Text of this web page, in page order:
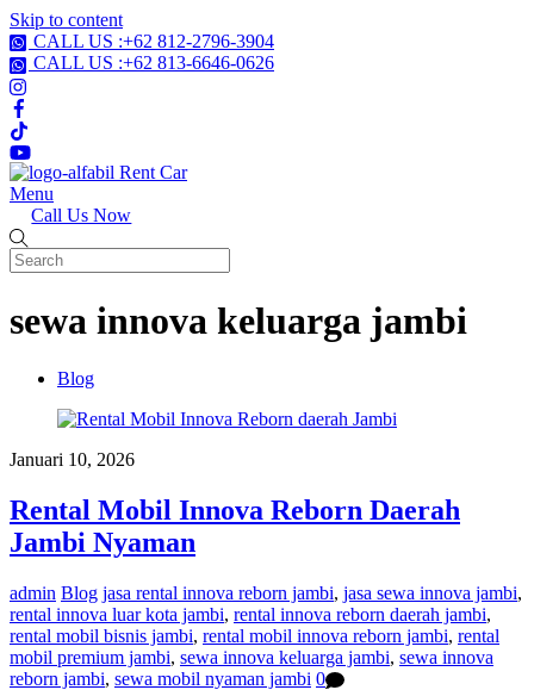
Skip to content
CALL US :+62 812-2796-3904
CALL US :+62 813-6646-0626
Menu
Call Us Now
sewa innova keluarga jambi
Blog
Januari 10, 2026
Rental Mobil Innova Reborn Daerah
Jambi Nyaman
admin Blog jasa rental innova reborn jambi, jasa sewa innova jambi,
rental innova luar kota jambi, rental innova reborn daerah jambi,
rental mobil bisnis jambi, rental mobil innova reborn jambi, rental
mobil premium jambi, sewa innova keluarga jambi, sewa innova
reborn jambi, sewa mobil nyaman jambi 0